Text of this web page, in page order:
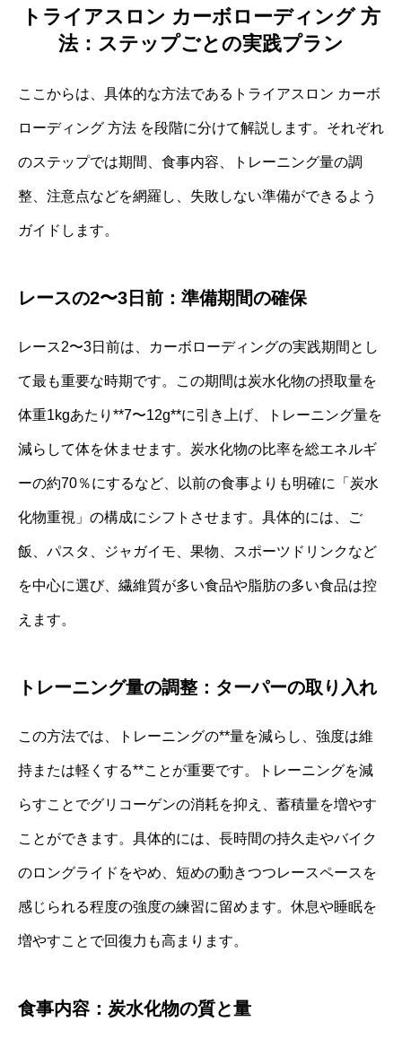
トライアスロン カーボローディング 方
法：ステップごとの実践プラン
ここからは、具体的な方法であるトライアスロン カーボ
ローディング 方法 を段階に分けて解説します。それぞれ
のステップでは期間、食事内容、トレーニング量の調
整、注意点などを網羅し、失敗しない準備ができるよう
ガイドします。
レースの2〜3日前：準備期間の確保
レース2〜3日前は、カーボローディングの実践期間とし
て最も重要な時期です。この期間は炭水化物の摂取量を
体重1kgあたり**7〜12g**に引き上げ、トレーニング量を
減らして体を休ませます。炭水化物の比率を総エネルギ
ーの約70％にするなど、以前の食事よりも明確に「炭水
化物重視」の構成にシフトさせます。具体的には、ご
飯、パスタ、ジャガイモ、果物、スポーツドリンクなど
を中心に選び、繊維質が多い食品や脂肪の多い食品は控
えます。
トレーニング量の調整：ターパーの取り入れ
この方法では、トレーニングの**量を減らし、強度は維
持または軽くする**ことが重要です。トレーニングを減
らすことでグリコーゲンの消耗を抑え、蓄積量を増やす
ことができます。具体的には、長時間の持久走やバイク
のロングライドをやめ、短めの動きつつレースペースを
感じられる程度の強度の練習に留めます。休息や睡眠を
増やすことで回復力も高まります。
食事内容：炭水化物の質と量